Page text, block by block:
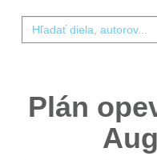
Plán